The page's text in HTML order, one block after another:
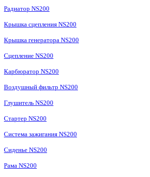
Радиатор NS200
Крышка сцепления NS200
Крышка генератора NS200
Сцепление NS200
Карбюратор NS200
Воздушный фильтр NS200
Глушитель NS200
Стартер NS200
Система зажигания NS200
Сиденье NS200
Рама NS200